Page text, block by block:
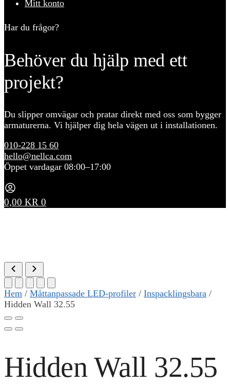
Mitt konto
Har du frågor?
Behöver du hjälp med ett
projekt?
Du slipper omvägar och pratar direkt med oss som bygger
armaturerna. Vi hjälper dig hela vägen ut i installationen.
010-228 15 60
hello@nellca.com
Öppet vardagar 08:00–17:00
0,00 KR 0
Hem / Måttanpassade LED-profiler / Inspacklingsbara /
Hidden Wall 32.55
Hidden Wall 32.55